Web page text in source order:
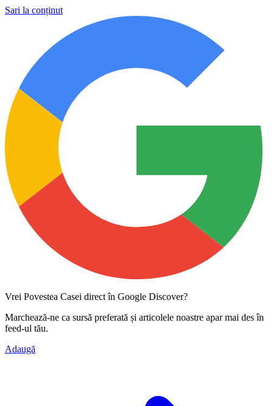
Sari la conținut
Vrei Povestea Casei direct în Google Discover?
Marchează-ne ca sursă preferată și articolele noastre apar mai des în
feed-ul tău.
Adaugă